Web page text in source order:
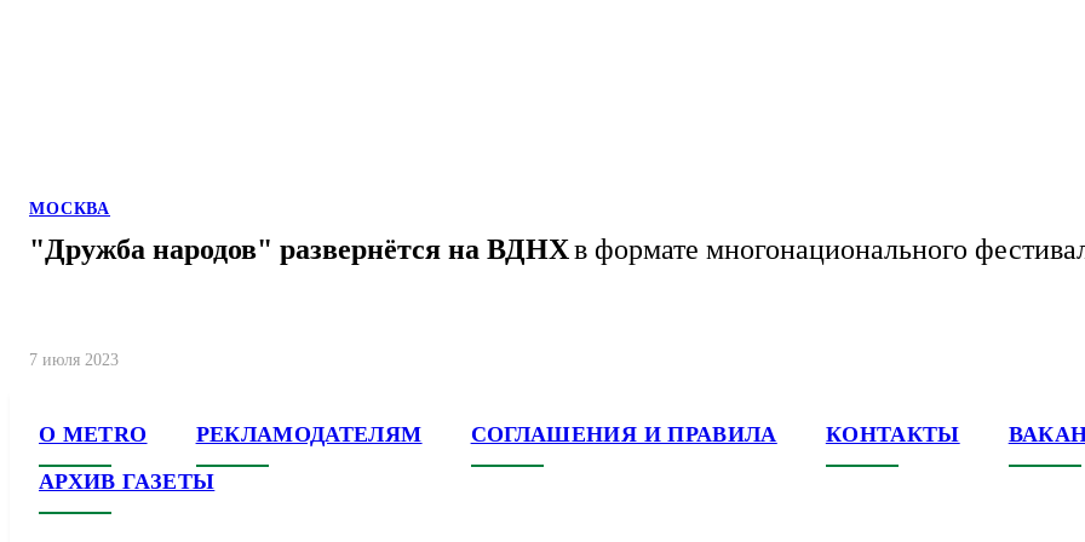
МОСКВА
"Дружба народов" развернётся на ВДНХв формате многонационального
7 июля 2023
О METRO РЕКЛАМОДАТЕЛЯМ СОГЛАШЕНИЯ И ПРАВИЛА КОНТАКТЫ
АРХИВ ГАЗЕТЫ